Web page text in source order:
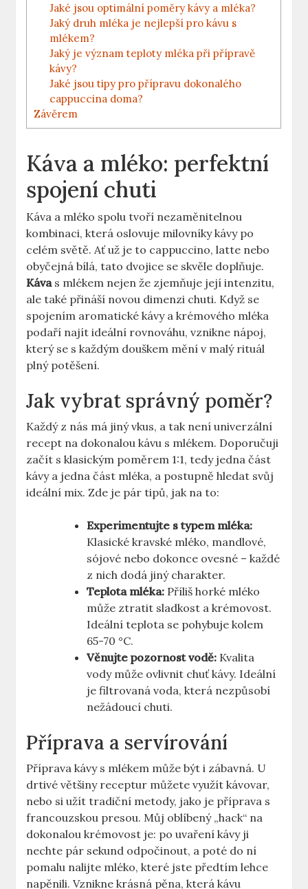
Jaké jsou optimální poměry kávy a mléka?
Jaký druh mléka je nejlepší pro kávu s
mlékem?
Jaký je význam teploty mléka při přípravě
kávy?
Jaké jsou tipy pro přípravu dokonalého
cappuccina doma?
Závěrem
Káva a mléko: perfektní
spojení chuti
Káva a mléko spolu tvoří nezaměnitelnou
kombinaci, která oslovuje milovníky kávy po
celém světě. Ať už je to cappuccino, latte nebo
obyčejná bílá, tato dvojice se skvěle doplňuje.
Kávas mlékem nejen že zjemňuje její intenzitu,
ale také přináší novou dimenzi chuti. Když se
spojením aromatické kávy a krémového mléka
podaří najít ideální rovnováhu, vznikne nápoj,
který se s každým douškem mění v malý rituál
plný potěšení.
Jak vybrat správný poměr?
Každý z nás má jiný vkus, a tak není univerzální
recept na dokonalou kávu s mlékem. Doporučuji
začít s klasickým poměrem 1:1, tedy jedna část
kávy a jedna část mléka, a postupně hledat svůj
ideální mix. Zde je pár tipů, jak na to:
Experimentujte s typem mléka:
Klasické kravské mléko, mandlové,
sójové nebo dokonce ovesné – každé
z nich dodá jiný charakter.
Teplota mléka: Příliš horké mléko
může ztratit sladkost a krémovost.
Ideální teplota se pohybuje kolem
65-70 °C.
Věnujte pozornost vodě: Kvalita
vody může ovlivnit chuť kávy. Ideální
je filtrovaná voda, která nezpůsobí
nežádoucí chuti.
Příprava a servírování
Příprava kávy s mlékem může být i zábavná. U
drtivé většiny receptur můžete využít kávovar,
nebo si užít tradiční metody, jako je příprava s
francouzskou presou. Můj oblíbený „hack“ na
dokonalou krémovost je: po uvaření kávy ji
nechte pár sekund odpočinout, a poté do ní
pomalu nalijte mléko, které jste předtím lehce
napěnili. Vznikne krásná pěna, která kávu